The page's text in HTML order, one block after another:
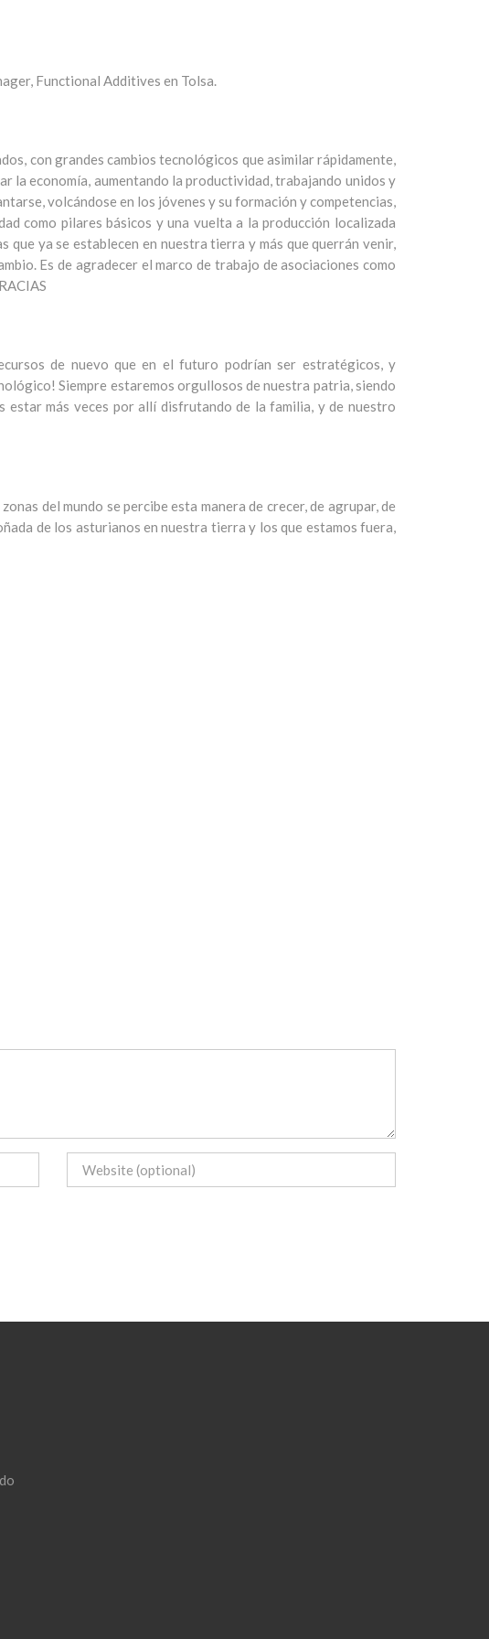
Functional Additives en Tolsa.
con grandes cambios tecnológicos que asimilar rápidamente,
la economía, aumentando la productividad, trabajando unidos y
volcándose en los jóvenes y su formación y competencias,
como pilares básicos y una vuelta a la producción localizada
que ya se establecen en nuestra tierra y más que querrán venir,
Es de agradecer el marco de trabajo de asociaciones como
de nuevo que en el futuro podrían ser estratégicos, y
Siempre estaremos orgullosos de nuestra patria, siendo
estar más veces por allí disfrutando de la familia, y de nuestro
del mundo se percibe esta manera de crecer, de agrupar, de
de los asturianos en nuestra tierra y los que estamos fuera,